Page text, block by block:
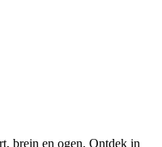
brein en ogen. Ontdek in